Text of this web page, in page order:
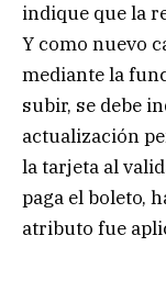
indique que la
Y como nuevo
mediante la
subir, se debe
actualización
la tarjeta al
paga el boleto,
atributo fue